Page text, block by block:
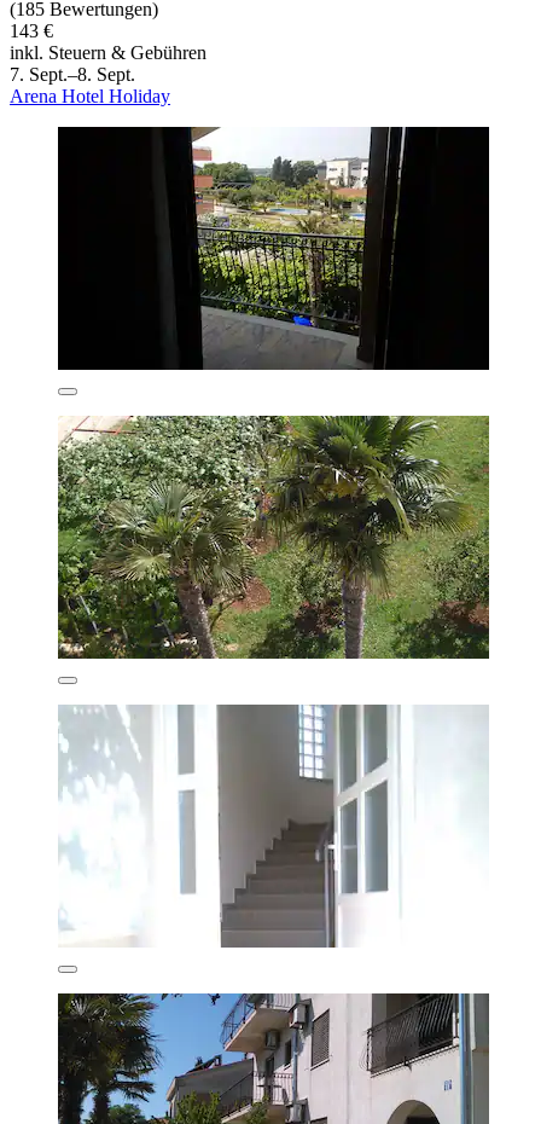
(185 Bewertungen)
143 €
inkl. Steuern & Gebühren
7. Sept.–8. Sept.
Arena Hotel Holiday